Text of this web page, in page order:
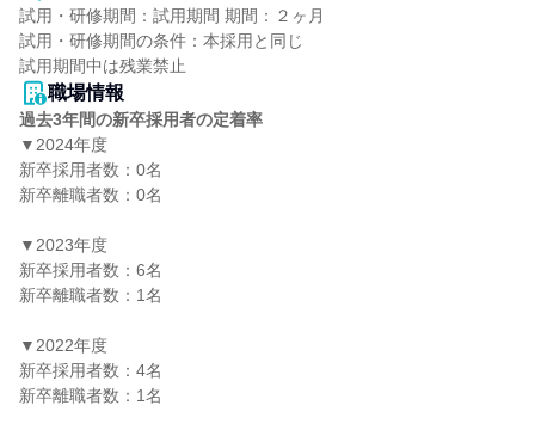
試用・研修期間：試用期間 期間：２ヶ月
試用・研修期間の条件：本採用と同じ
職場情報
過去3年間の新卒採用者の定着率
▼2024年度
新卒採用者数：0名
新卒離職者数：0名
▼2023年度
新卒採用者数：6名
新卒離職者数：1名
▼2022年度
新卒採用者数：4名
新卒離職者数：1名